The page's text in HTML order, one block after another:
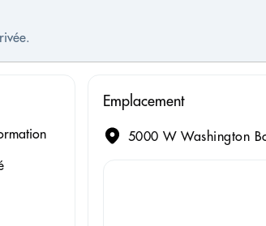
Emplacement
5000 W Washington